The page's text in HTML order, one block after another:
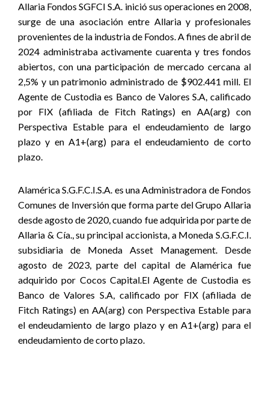
Allaria Fondos SGFCI S.A. inició sus operaciones en 2008,
surge de una asociación entre Allaria y profesionales
provenientes de la industria de Fondos. A fines de abril de
2024 administraba activamente cuarenta y tres fondos
abiertos, con una participación de mercado cercana al
2,5% y un patrimonio administrado de $902.441 mill. El
Agente de Custodia es Banco de Valores S.A, calificado
por FIX (afiliada de Fitch Ratings) en AA(arg) con
Perspectiva Estable para el endeudamiento de largo
plazo y en A1+(arg) para el endeudamiento de corto
plazo.
Alamérica S.G.F.C.I.S.A. es una Administradora de Fondos
Comunes de Inversión que forma parte del Grupo Allaria
desde agosto de 2020, cuando fue adquirida por parte de
Allaria & Cía., su principal accionista, a Moneda S.G.F.C.I.
subsidiaria de Moneda Asset Management. Desde
agosto de 2023, parte del capital de Alamérica fue
adquirido por Cocos Capital.El Agente de Custodia es
Banco de Valores S.A, calificado por FIX (afiliada de
Fitch Ratings) en AA(arg) con Perspectiva Estable para
el endeudamiento de largo plazo y en A1+(arg) para el
endeudamiento de corto plazo.